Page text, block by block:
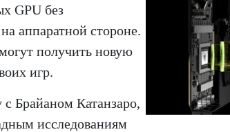
GPU без
аппаратной стороне.
получить новую
игр.
Брайаном Катанзаро,
исследованиям